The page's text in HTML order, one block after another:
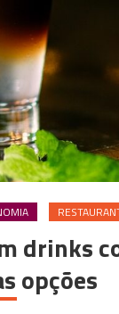
drinks
opções